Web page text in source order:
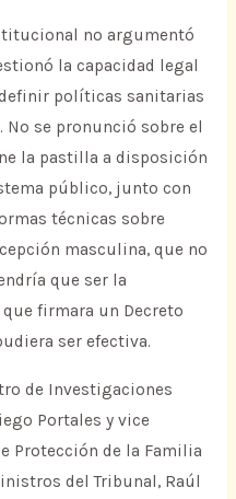
no argumentó
la capacidad legal
políticas sanitarias
se pronunció sobre el
la pastilla a disposición
público, junto con
técnicas sobre
masculina, que no
que ser la
firmara un Decreto
ser efectiva.
de Investigaciones
Portales y vice
Protección de la Familia
del Tribunal, Raúl